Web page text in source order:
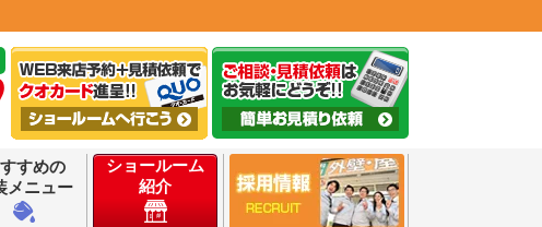
すめの
メニュー
ショールーム
紹介